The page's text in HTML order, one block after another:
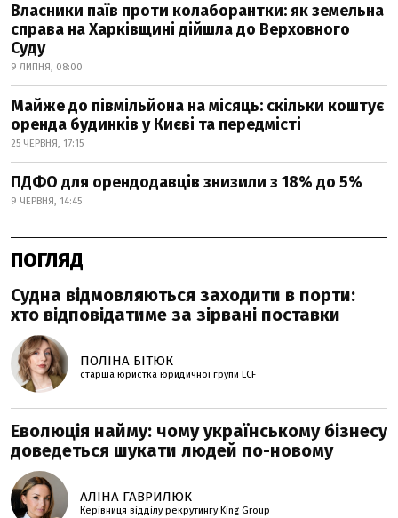
Власники паїв проти колаборантки: як земельна
справа на Харківщині дійшла до Верховного
Суду
9 ЛИПНЯ, 08:00
Майже до півмільйона на місяць: скільки коштує
оренда будинків у Києві та передмісті
25 ЧЕРВНЯ, 17:15
ПДФО для орендодавців знизили з 18% до 5%
9 ЧЕРВНЯ, 14:45
ПОГЛЯД
Судна відмовляються заходити в порти:
хто відповідатиме за зірвані поставки
ПОЛІНА БІТЮК
старша юристка юридичної групи LCF
Еволюція найму: чому українському бізнесу
доведеться шукати людей по-новому
АЛІНА ГАВРИЛЮК
Керівниця відділу рекрутингу King Group